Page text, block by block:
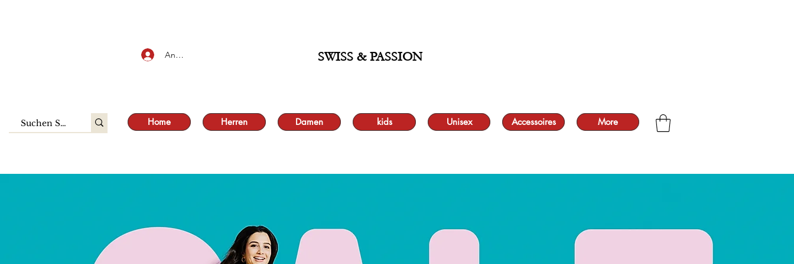
Anmelden SWISS & PASSION
Home Herren Damen kids Unisex Accessoires More